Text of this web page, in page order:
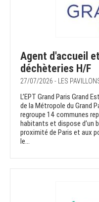
Agent d'accueil
déchèteries H/F
27/07/2026 - LES
L’EPT Grand Paris Grand
de la Métropole du Grand
regroupe 14 communes
habitants et dispose d’un
proximité de Paris et aux
le...